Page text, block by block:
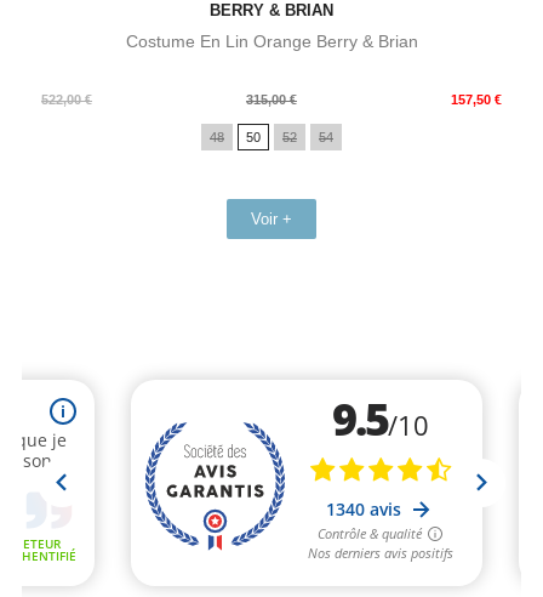
BERRY & BRIAN
Costume En Lin Orange Berry & Brian
522,00 €
Prix
315,00 € 157,50 €
Prix
48 50 52 54
Voir +